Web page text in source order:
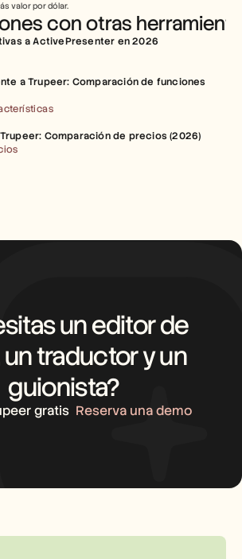
valor por dólar.
con otras
a ActivePresenter en 2026
a Trupeer: Comparación de funciones
Comparación de precios (2026)
un editor de
un traductor y un
guionista?
gratis Reserva una demo